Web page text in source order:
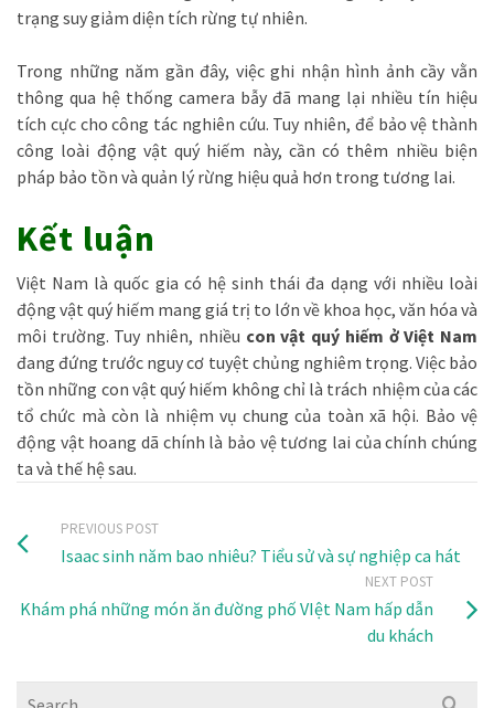
trạng suy giảm diện tích rừng tự nhiên.
Trong những năm gần đây, việc ghi nhận hình ảnh cầy vằn
thông qua hệ thống camera bẫy đã mang lại nhiều tín hiệu
tích cực cho công tác nghiên cứu. Tuy nhiên, để bảo vệ thành
công loài động vật quý hiếm này, cần có thêm nhiều biện
pháp bảo tồn và quản lý rừng hiệu quả hơn trong tương lai.
Kết luận
Việt Nam là quốc gia có hệ sinh thái đa dạng với nhiều loài
động vật quý hiếm mang giá trị to lớn về khoa học, văn hóa và
môi trường. Tuy nhiên, nhiều con vật quý hiếm ở Việt Nam
đang đứng trước nguy cơ tuyệt chủng nghiêm trọng. Việc bảo
tồn những con vật quý hiếm không chỉ là trách nhiệm của các
tổ chức mà còn là nhiệm vụ chung của toàn xã hội. Bảo vệ
động vật hoang dã chính là bảo vệ tương lai của chính chúng
ta và thế hệ sau.
PREVIOUS POST
Isaac sinh năm bao nhiêu? Tiểu sử và sự nghiệp ca hát
NEXT POST
Khám phá những món ăn đường phố VIệt Nam hấp dẫn
du khách
Search